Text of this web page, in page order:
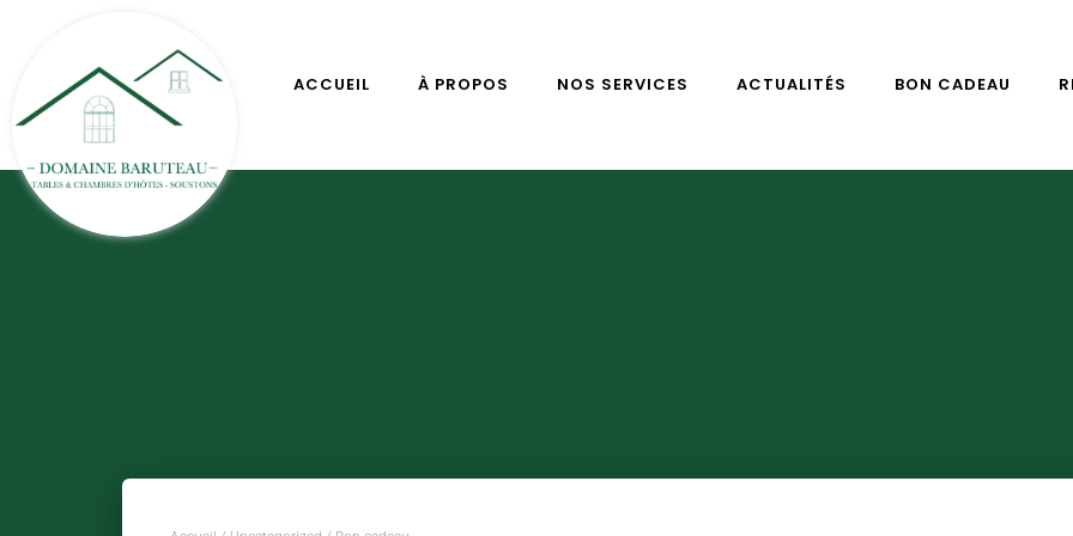
ACCUEIL À PROPOS NOS SERVICES ACTUALITÉS BON CADEAU